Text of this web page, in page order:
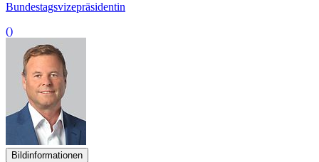
Bundestagsvizepräsidentin
()
Bildinformationen